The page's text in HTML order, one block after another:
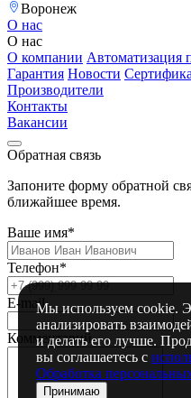
Воронеж
О нас
О нас
О компании Автоматизация
Гарантия Новости
Производители
Контакты
Вакансии
Обратная связь
Запоните форму обратной
ближайшее время.
Ваше имя*
Телефон*
E-mail
Комментарий
Мы используем cookie.
анализировать
и делать его лучше.
вы соглашаетесь с
Обработка
Принимаю